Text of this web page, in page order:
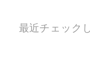
最近チェック